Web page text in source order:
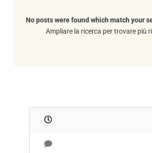
No posts were found which match your
Ampliare la ricerca per trovare più